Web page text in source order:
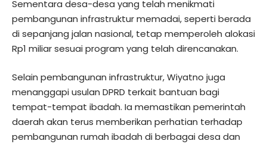
Sementara desa-desa yang telah menikmati
pembangunan infrastruktur memadai, seperti berada
di sepanjang jalan nasional, tetap memperoleh alokasi
Rp1 miliar sesuai program yang telah direncanakan.
Selain pembangunan infrastruktur, Wiyatno juga
menanggapi usulan DPRD terkait bantuan bagi
tempat-tempat ibadah. Ia memastikan pemerintah
daerah akan terus memberikan perhatian terhadap
pembangunan rumah ibadah di berbagai desa dan